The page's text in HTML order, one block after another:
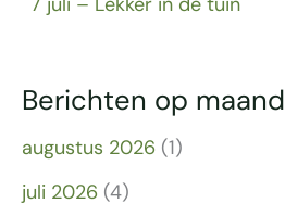
Berichten op maand
augustus 2026 (1)
juli 2026 (4)